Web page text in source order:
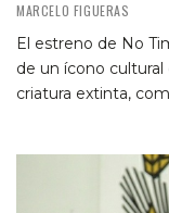
MARCELO FIGUERAS
El estreno de No
de un ícono
criatura extinta,